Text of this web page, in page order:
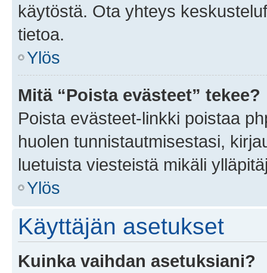
käytöstä. Ota yhteys
tietoa.
Ylös
Mitä “Poista evästeet” tekee?
Poista evästeet-linkki poistaa
huolen tunnistautmisestasi,
luetuista viesteistä mikäli
Ylös
Käyttäjän asetukset
Kuinka vaihdan asetuksiani?